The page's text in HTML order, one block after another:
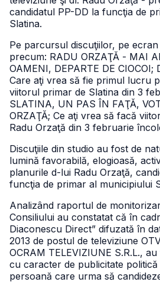
candidatul PP-DD la funcţia de
Slatina.
Pe parcursul discuţiilor, pe
precum: RADU ORZAŢĂ - MAI
OAMENI, DEPARTE DE CIOCOI;
Care aţi vrea să fie primul lucru
viitorul primar de Slatina din 3
SLATINA, UN PAS ÎN FAŢĂ,
ORZAŢĂ; Ce aţi vrea să facă
Radu Orzaţă din 3 februarie
Discuţiile din studio au fost de
lumină favorabilă, elogioasă,
planurile d-lui Radu Orzaţă,
funcţia de primar al municipiului
Analizând raportul de
Consiliului au constatat că în
Diaconescu Direct” difuzată în
2013 de postul de televiziune
OCRAM TELEVIZIUNE S.R.L.,
cu caracter de publicitate
persoană care urma să